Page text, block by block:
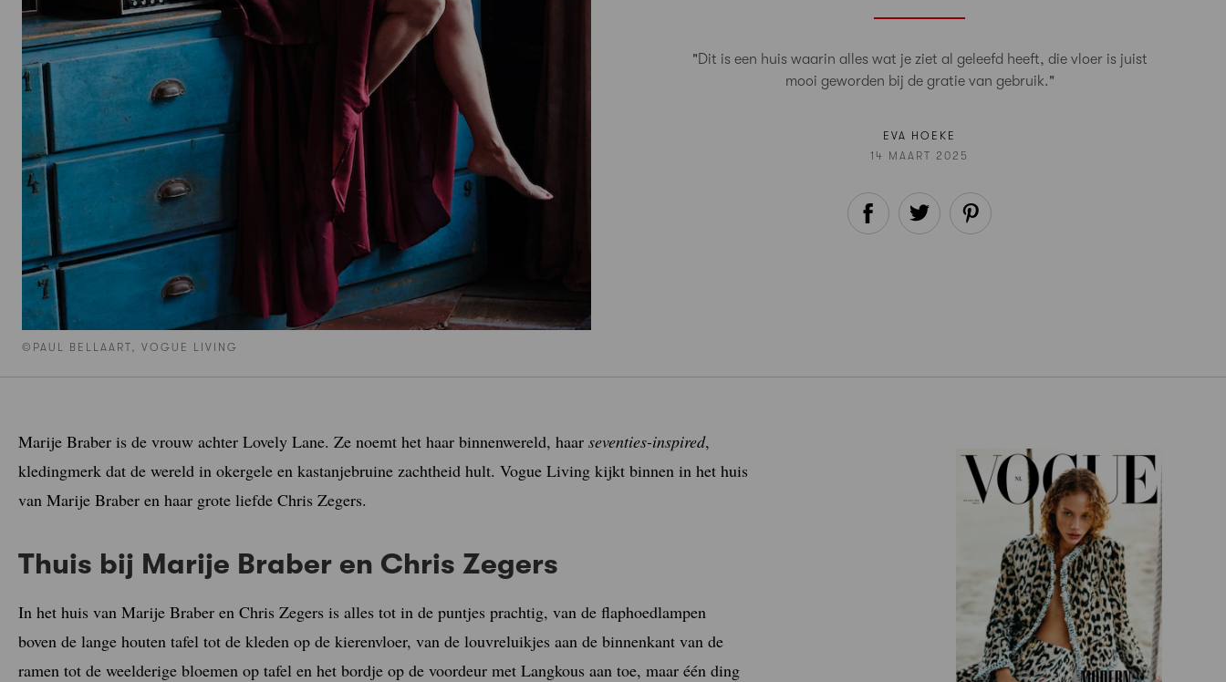
©PAUL BELLAART, VOGUE LIVING
"Dit is een huis waarin alles wat je ziet al geleefd heeft, die vloer is juist
mooi geworden bij de gratie van gebruik."
EVA HOEKE
14 MAART 2025
Marije Braber is de vrouw achter Lovely Lane. Ze noemt het haar binnenwereld, haar seventies-inspired,
kledingmerk dat de wereld in okergele en kastanjebruine zachtheid hult. Vogue Living kijkt binnen in het huis
van Marije Braber en haar grote liefde Chris Zegers.
Thuis bij Marije Braber en Chris Zegers
In het huis van Marije Braber en Chris Zegers is alles tot in de puntjes prachtig, van de flaphoedlampen
boven de lange houten tafel tot de kleden op de kierenvloer, van de louvreluikjes aan de binnenkant van de
ramen tot de weelderige bloemen op tafel en het bordje op de voordeur met Langkous aan toe, maar één ding